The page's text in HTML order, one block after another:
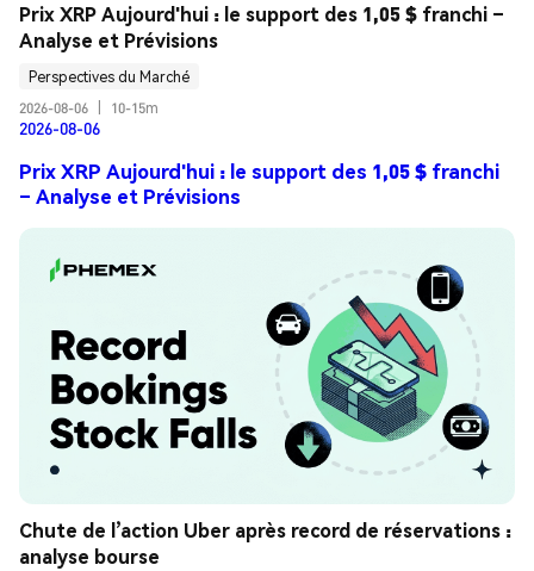
Prix XRP Aujourd'hui : le support des 1,05 $ franchi –
Analyse et Prévisions
Perspectives du Marché
2026-08-06
10-15m
2026-08-06
Prix XRP Aujourd'hui : le support des 1,05 $ franchi
– Analyse et Prévisions
Chute de l’action Uber après record de réservations :
analyse bourse